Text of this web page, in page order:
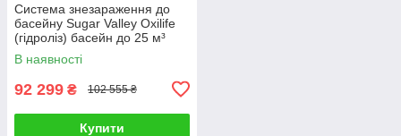
Система знезараження до
басейну Sugar Valley Oxilife
(гідроліз) басейн до 25 м³
В наявності
92 299 ₴ 102 555 ₴
Купити